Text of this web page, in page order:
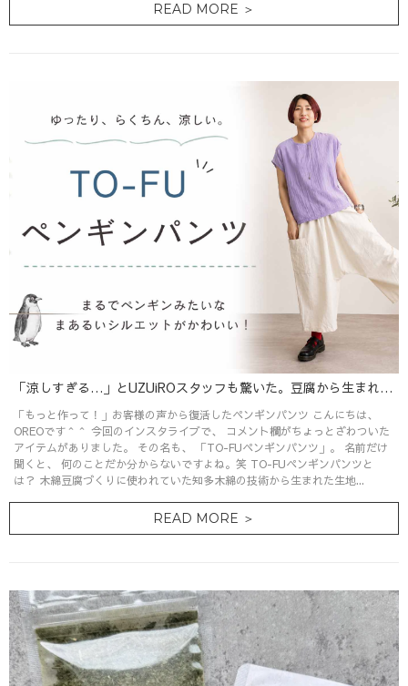
READ MORE ＞
「涼しすぎる…」とUZUiROスタッフも驚いた。豆腐から生まれたTO-FUペンギンパンツ
「もっと作って！」お客様の声から復活したペンギンパンツ こんにちは、
OREOです＾＾ 今回のインスタライブで、 コメント欄がちょっとざわついた
アイテムがありました。 その名も、 「TO-FUペンギンパンツ」。 名前だけ
聞くと、 何のことだか分からないですよね。笑 TO-FUペンギンパンツと
は？ 木綿豆腐づくりに使われていた知多木綿の技術から生まれた生地...
READ MORE ＞